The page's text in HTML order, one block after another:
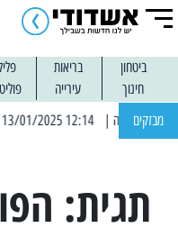
ביטחון בריאות
חינוך
עירייה
מבזקים | 12:14 13/01/2025 אחרי שבוע: הוסר איסור הרחצה בחופי אשדוד
תגית: